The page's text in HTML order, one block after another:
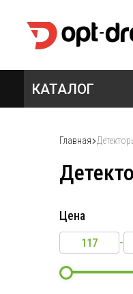
КАТАЛОГ
Главная
Цена
-